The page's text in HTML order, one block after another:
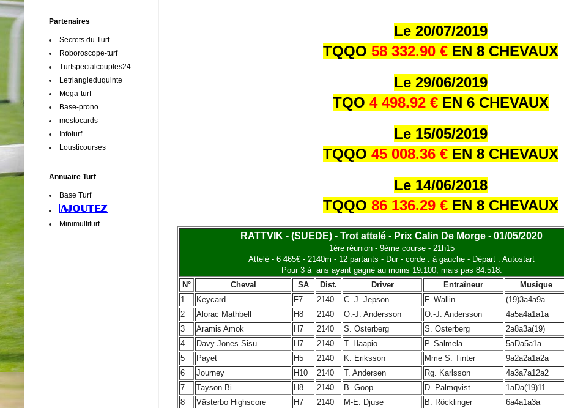
Le 20/07/2019
TQQO 58 332.90 €EN 8 CHEVAUX
Le 29/06/2019
TQO 4 498.92 €EN 6 CHEVAUX
Le 15/05/2019
TQQO 45 008.36 €EN 8 CHEVAUX
Le 14/06/2018
TQQO 86 136.29 €EN 8 CHEVAUX
RATTVIK - (SUEDE) - Trot attelé - Prix Calin De Morge - 01/05/2020
1ère réunion - 9ème course - 21h15
Attelé - 6 465€ - 2140m - 12 partants - Dur - corde : à gauche - Départ : Autostart
Pour 3 à ans ayant gagné au moins 19.100, mais pas 84.518.
N°
Cheval SA Dist. Driver Entraîneur Musique
1
Keycard F7 2140 C. J. Jepson F. Wallin (19)3a4a9a
2
Alorac Mathbell H8 2140 O.-J. Andersson O.-J. Andersson 4a5a4a1a1a
3
Aramis Amok H7 2140 S. Osterberg S. Osterberg 2a8a3a(19)
4
Davy Jones Sisu H7 2140 T. Haapio P. Salmela 5aDa5a1a
5
Payet H5 2140 K. Eriksson Mme S. Tinter 9a2a2a1a2a
6
Journey H10 2140 T. Andersen Rg. Karlsson 4a3a7a12a2
7
Tayson Bi H8 2140 B. Goop D. Palmqvist 1aDa(19)11
8
Västerbo Highscore H7 2140 M-E. Djuse B. Röcklinger 6a4a1a3a
Partenaires
Secrets du Turf
Roboroscope-turf
Turfspecialcouples24
Letriangleduquinte
Mega-turf
Base-prono
mestocards
Infoturf
Lousticourses
Annuaire Turf
Base Turf
Minimultiturf